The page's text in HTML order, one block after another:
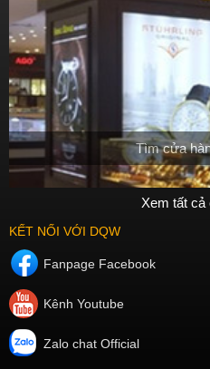
Tìm cửa
Xem tất cả
KẾT NỐI VỚI DQW
Fanpage Facebook
Kênh Youtube
Zalo chat Official